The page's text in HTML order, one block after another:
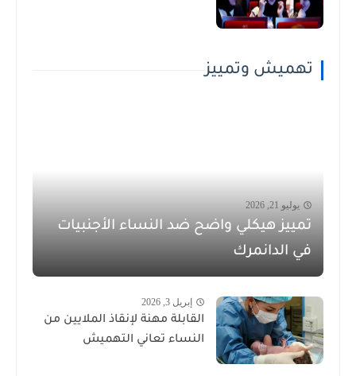
تهميش وتمييز
يوليو 21, 2026
تمييز هيكلي واضح ضد النساء الأجنبيات
في الدانمرك
إبريل 3, 2026
القابلة مهنة لإنقاذ الملايين من
النساء تعاني التهميش